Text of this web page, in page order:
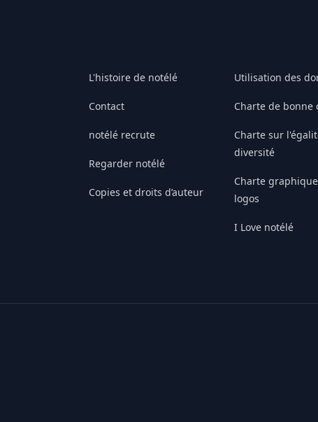
L'histoire de notélé
Contact
notélé recrute
Regarder notélé
Copies et droits d’auteur
Utilisation des
Charte de bonne
Charte sur
diversité
Charte
logos
I Love notélé